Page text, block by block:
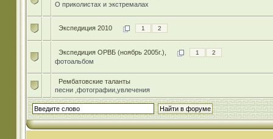
О приколистах и экстремалах
Экспедиция 2010 1 2
Экспедиция ОРВБ (ноябрь 2005г.), 1 2
фотоальбом
Рембатовские таланты
песни ,фотографии,увлечения